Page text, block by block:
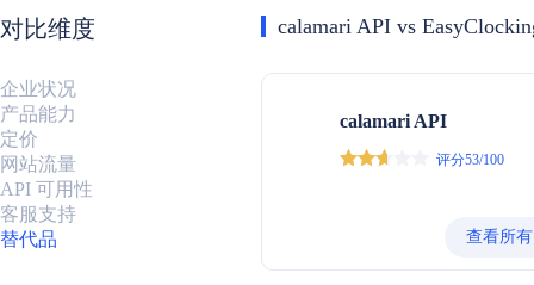
对比维度
企业状况
产品能力
定价
网站流量
API 可用性
客服支持
替代品
calamari API vs
calamari API
评分53/100
查看所